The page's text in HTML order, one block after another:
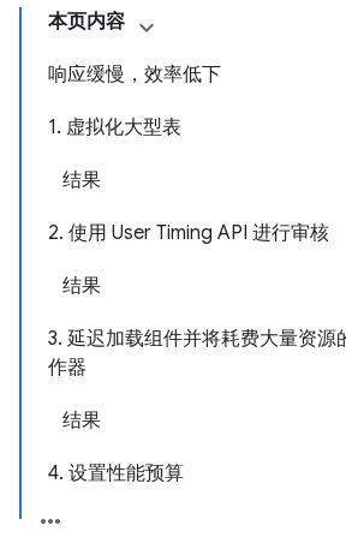
本页内容
响应缓慢，效率低下
1. 虚拟化大型表
结果
2. 使用 User Timing API 进行审核
结果
3. 延迟加载组件并将耗费大量资源
作器
结果
4. 设置性能预算